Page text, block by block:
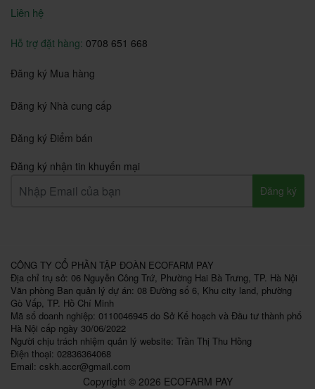
Liên hệ
Hỗ trợ đặt hàng: 0708 651 668
Đăng ký Mua hàng
Đăng ký Nhà cung cấp
Đăng ký Điểm bán
Đăng ký nhận tin khuyến mại
Đăng ký
CÔNG TY CỔ PHẦN TẬP ĐOÀN ECOFARM PAY
Địa chỉ trụ sở: 06 Nguyễn Công Trứ, Phường Hai Bà Trưng, TP. Hà Nội
Văn phòng Ban quản lý dự án: 08 Đường số 6, Khu city land, phường
Gò Vấp, TP. Hồ Chí Minh
Mã số doanh nghiệp: 0110046945 do Sở Kế hoạch và Đầu tư thành phố
Hà Nội cấp ngày 30/06/2022
Người chịu trách nhiệm quản lý website: Trần Thị Thu Hồng
Điện thoại: 02836364068
Email: cskh.accr@gmail.com
Copyright © 2026 ECOFARM PAY